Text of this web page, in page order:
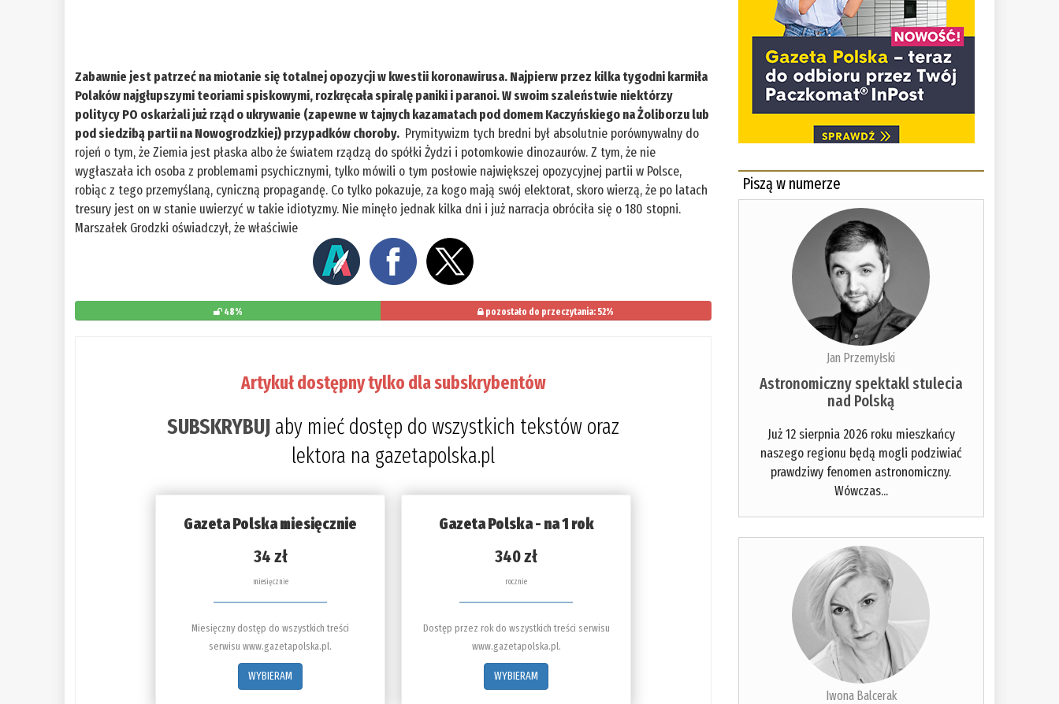
Zabawnie jest patrzeć na miotanie się totalnej opozycji w kwestii koronawirusa. Najpierw przez kilka tygodni karmiła
Polaków najgłupszymi teoriami spiskowymi, rozkręcała spiralę paniki i paranoi. W swoim szaleństwie niektórzy
politycy PO oskarżali już rząd o ukrywanie (zapewne w tajnych kazamatach pod domem Kaczyńskiego na Żoliborzu lub
pod siedzibą partii na Nowogrodzkiej) przypadków choroby. Prymitywizm tych bredni był absolutnie porównywalny do
rojeń o tym, że Ziemia jest płaska albo że światem rządzą do spółki Żydzi i potomkowie dinozaurów. Z tym, że nie
wygłaszała ich osoba z problemami psychicznymi, tylko mówili o tym posłowie największej opozycyjnej partii w Polsce,
robiąc z tego przemyślaną, cyniczną propagandę. Co tylko pokazuje, za kogo mają swój elektorat, skoro wierzą, że po latach
tresury jest on w stanie uwierzyć w takie idiotyzmy. Nie minęło jednak kilka dni i już narracja obróciła się o 180 stopni.
Marszałek Grodzki oświadczył, że właściwie
48% pozostało do przeczytania: 52%
Artykuł dostępny tylko dla subskrybentów
SUBSKRYBUJ aby mieć dostęp do wszystkich tekstów oraz
lektora na gazetapolska.pl
Gazeta Polska miesięcznie
34 zł
miesięcznie
Miesięczny dostęp do wszystkich treści
serwisu www.gazetapolska.pl.
WYBIERAM
Gazeta Polska - na 1 rok
340 zł
rocznie
Dostęp przez rok do wszystkich treści serwisu
www.gazetapolska.pl.
WYBIERAM
Piszą w numerze
Jan Przemyłski
Astronomiczny spektakl stulecia
nad Polską
Już 12 sierpnia 2026 roku mieszkańcy
naszego regionu będą mogli podziwiać
prawdziwy fenomen astronomiczny.
Wówczas...
Iwona Balcerak